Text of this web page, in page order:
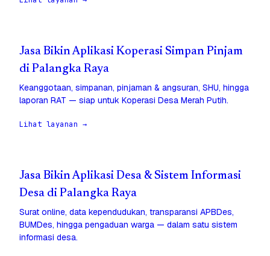
Jasa Bikin Aplikasi Koperasi Simpan Pinjam
di Palangka Raya
Keanggotaan, simpanan, pinjaman & angsuran, SHU, hingga
laporan RAT — siap untuk Koperasi Desa Merah Putih.
Lihat layanan →
Jasa Bikin Aplikasi Desa & Sistem Informasi
Desa di Palangka Raya
Surat online, data kependudukan, transparansi APBDes,
BUMDes, hingga pengaduan warga — dalam satu sistem
informasi desa.